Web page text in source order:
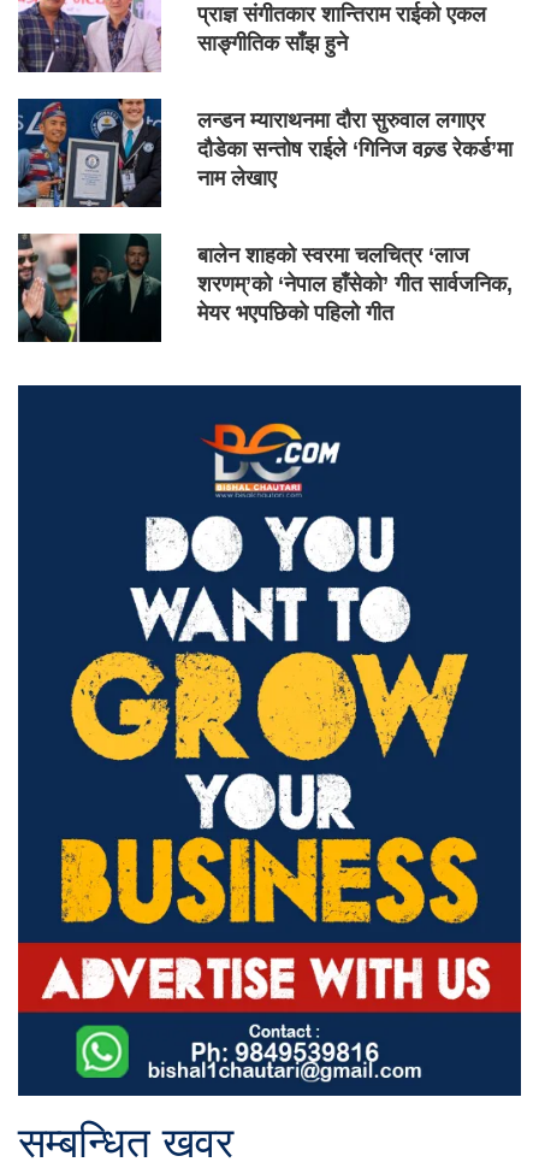
प्राज्ञ संगीतकार शान्तिराम राईको एकल
साङ्गीतिक साँझ हुने
लन्डन म्याराथनमा दौरा सुरुवाल लगाएर
दौडेका सन्तोष राईले ‘गिनिज वल्र्ड रेकर्ड’मा
नाम लेखाए
बालेन शाहको स्वरमा चलचित्र ‘लाज
शरणम्’को ‘नेपाल हाँसेको’ गीत सार्वजनिक,
मेयर भएपछिको पहिलो गीत
सम्बन्धित खवर